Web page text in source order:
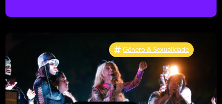
Gênero & Sexualidade